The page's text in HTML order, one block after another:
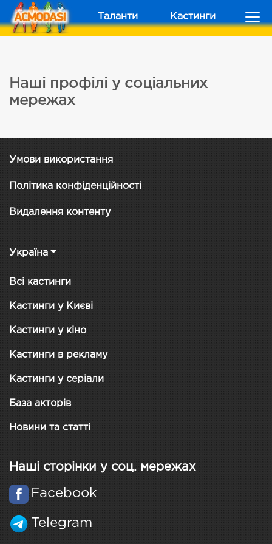
Таланти Кастинги
Наші профілі у соціальних
мережах
Умови використання
Політика конфіденційності
Видалення контенту
Україна
Всі кастинги
Кастинги у Києві
Кастинги у кіно
Кастинги в рекламу
Кастинги у серіали
База акторів
Новини та статті
Наші сторінки у соц. мережах
Facebook
Telegram